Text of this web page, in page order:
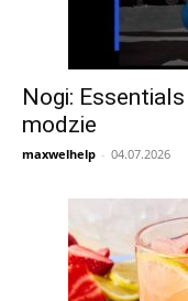
Nogi:
modzie
maxwelhelp - 04.07.2026